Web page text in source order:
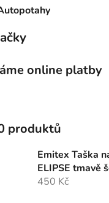
online platby
produktů
Emitex Taška
ELIPSE tmavě
450 Kč